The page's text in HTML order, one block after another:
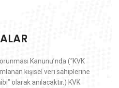
Kanunu’nda (“KVK
kişisel veri sahiplerine
olarak anılacaktır.) KVK